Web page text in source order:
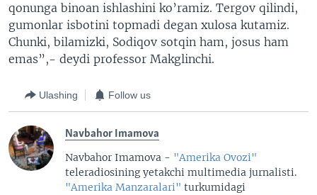
qonunga binoan ishlashini ko’ramiz. Tergov qilindi,
gumonlar isbotini topmadi degan xulosa kutamiz.
Chunki, bilamizki, Sodiqov sotqin ham, josus ham
emas”,- deydi professor Makglinchi.
Ulashing Follow us
Navbahor Imamova
Navbahor Imamova - "Amerika Ovozi"
teleradiosining yetakchi multimedia jurnalisti.
"Amerika Manzaralari" turkumidagi